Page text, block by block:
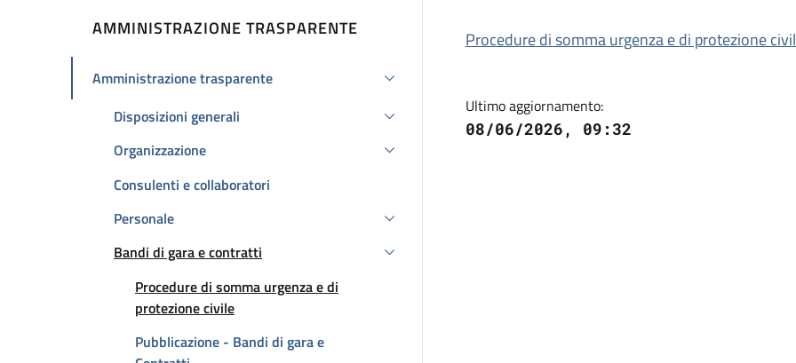
AMMINISTRAZIONE TRASPARENTE
Amministrazione trasparente
Attivo
Disposizioni generali
Organizzazione
Consulenti e collaboratori
Personale
Bandi di gara e contratti
Attivo
Procedure di somma urgenza e di
protezione civile
Pubblicazione - Bandi di gara e
Descrizione
Procedure di somma urgenza e di protezione
Ultimo aggiornamento:
08/06/2026, 09:32